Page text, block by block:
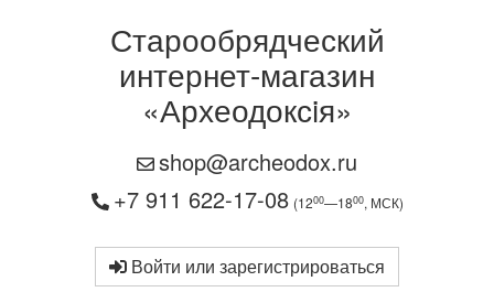
Старообрядческий
интернет-магазин
«Археодоксiя»
shop@archeodox.ru
+7 911 622-17-08 (1200—1800, МСК)
Войти или зарегистрироваться